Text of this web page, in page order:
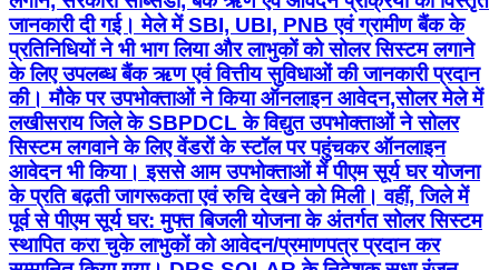
जानकारी दी गई। मेले में SBI, UBI, PNB एवं ग्रामीण बैंक के
प्रतिनिधियों ने भी भाग लिया और लाभुकों को सोलर सिस्टम लगाने
के लिए उपलब्ध बैंक ऋण एवं वित्तीय सुविधाओं की जानकारी प्रदान
की। मौके पर उपभोक्ताओं ने किया ऑनलाइन आवेदन,सोलर मेले में
लखीसराय जिले के SBPDCL के विद्युत उपभोक्ताओं ने सोलर
सिस्टम लगवाने के लिए वेंडरों के स्टॉल पर पहुंचकर ऑनलाइन
आवेदन भी किया। इससे आम उपभोक्ताओं में पीएम सूर्य घर योजना
के प्रति बढ़ती जागरूकता एवं रुचि देखने को मिली। वहीं, जिले में
पूर्व से पीएम सूर्य घर: मुफ्त बिजली योजना के अंतर्गत सोलर सिस्टम
स्थापित करा चुके लाभुकों को आवेदन/प्रमाणपत्र प्रदान कर